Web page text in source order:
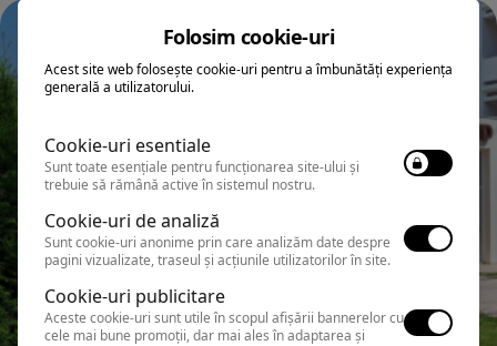
Folosim cookie-uri
Acest site web folosește cookie-uri pentru a îmbunătăți experiența
generală a utilizatorului.
Cookie-uri esentiale
Sunt toate esențiale pentru funcționarea site-ului și
trebuie să rămână active în sistemul nostru.
Cookie-uri de analiză
Sunt cookie-uri anonime prin care analizăm date despre
pagini vizualizate, traseul și acțiunile utilizatorilor în site.
Cookie-uri publicitare
Aceste cookie-uri sunt utile în scopul afișării bannerelor cu
cele mai bune promoții, dar mai ales în adaptarea și